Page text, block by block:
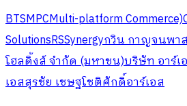
BTSMPCMulti-platform Commerce)
SolutionsRSSynergyกวิน กาญจนพา
โฮลดิ้งส์ จำกัด (มหาชน)บริษัท อาร์
เอสสุรชัย เชษฐโชติศักดิ์อาร์เอส